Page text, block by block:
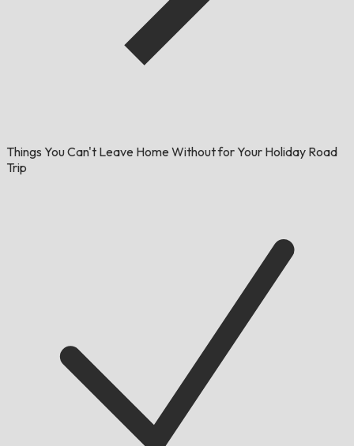
Things You Can't Leave Home Without for Your Holiday Road
Trip